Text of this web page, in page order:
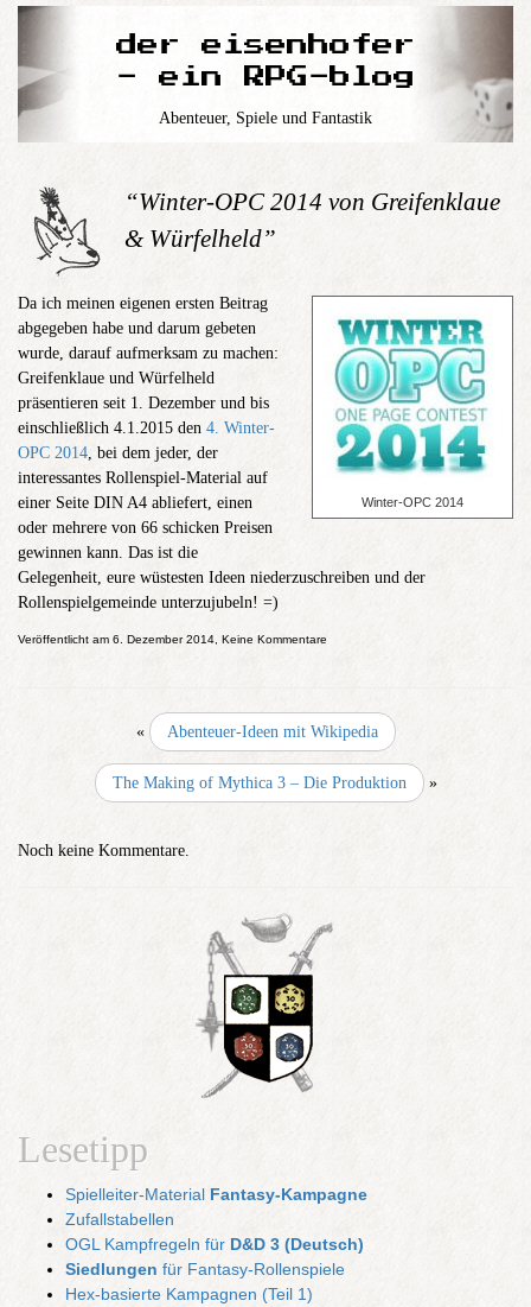
der eisenhofer
- ein RPG-blog
Abenteuer, Spiele und Fantastik
“Winter-OPC 2014 von Greifenklaue
& Würfelheld”
Winter-OPC 2014
Da ich meinen eigenen ersten Beitrag
abgegeben habe und darum gebeten
wurde, darauf aufmerksam zu machen:
Greifenklaue und Würfelheld
präsentieren seit 1. Dezember und bis
einschließlich 4.1.2015 den 4. Winter-
OPC 2014, bei dem jeder, der
interessantes Rollenspiel-Material auf
einer Seite DIN A4 abliefert, einen
oder mehrere von 66 schicken Preisen
gewinnen kann. Das ist die
Gelegenheit, eure wüstesten Ideen niederzuschreiben und der
Rollenspielgemeinde unterzujubeln! =)
Veröffentlicht am 6. Dezember 2014, Keine Kommentare
« Abenteuer-Ideen mit Wikipedia
The Making of Mythica 3 – Die Produktion »
Noch keine Kommentare.
Lesetipp
Spielleiter-Material Fantasy-Kampagne
Zufallstabellen
OGL Kampfregeln für D&D 3 (Deutsch)
Siedlungen für Fantasy-Rollenspiele
Hex-basierte Kampagnen (Teil 1)